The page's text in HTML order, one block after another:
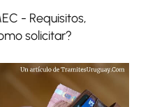
- Requisitos,
solicitar?